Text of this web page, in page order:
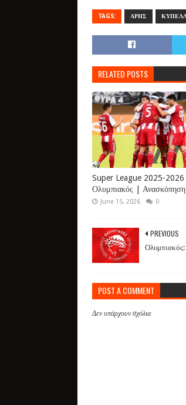
TAGS: ΑΡΗΣ
RELATED POSTS
Super League 2025-2026 |
Ολυμπιακός | Ανασκόπηση
June 15, 2026 0
PREVIOUS
Ολυμπιακός:
POST A COMMENT
Δεν υπάρχουν σχόλια